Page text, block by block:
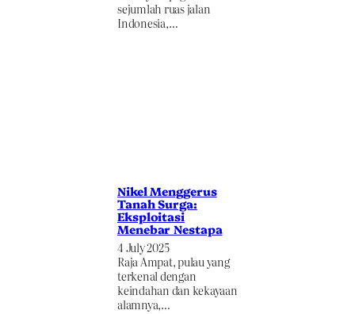
sejumlah ruas jalan
Indonesia,…
Nikel Menggerus
Tanah Surga:
Eksploitasi
Menebar Nestapa
4 July 2025
Raja Ampat, pulau yang
terkenal dengan
keindahan dan kekayaan
alamnya,…